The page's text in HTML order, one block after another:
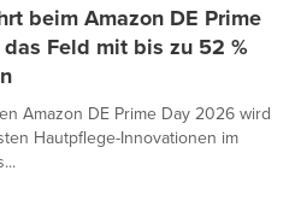
beim Amazon DE Prime
Feld mit bis zu 52 %
Amazon DE Prime Day 2026 wird
Hautpflege-Innovationen im